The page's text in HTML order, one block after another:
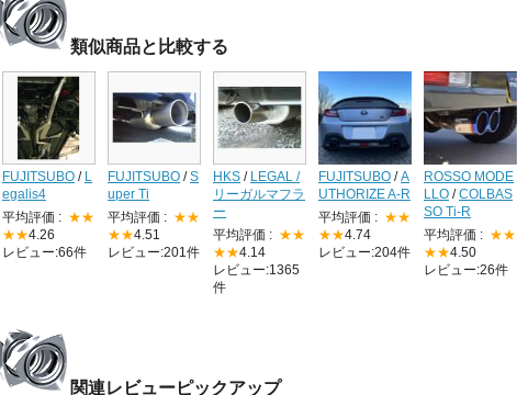
類似商品と比較する
FUJITSUBO / L
egalis4
平均評価 : ★★
★★4.26
レビュー:66件
FUJITSUBO /S
uper Ti
平均評価 : ★★
★★4.51
レビュー:201件
HKS / LEGAL /
リーガルマフラ
ー
平均評価 : ★★
★★4.14
レビュー:1365
件
FUJITSUBO /A
UTHORIZE A-R
平均評価 : ★★
★★4.74
レビュー:204件
ROSSO MODE
LLO /COLBAS
SO Ti-R
平均評価 : ★★
★★4.50
レビュー:26件
関連レビューピックアップ